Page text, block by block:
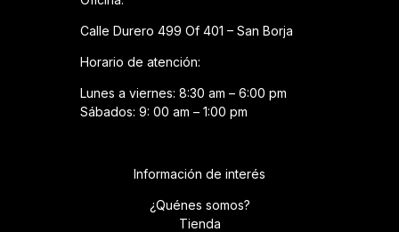
Calle Durero 499 Of 401 – San Borja
Horario de atención:
Lunes a viernes: 8:30 am – 6:00 pm
Sábados: 9: 00 am – 1:00 pm
Información de interés
¿Quénes somos?
Tienda